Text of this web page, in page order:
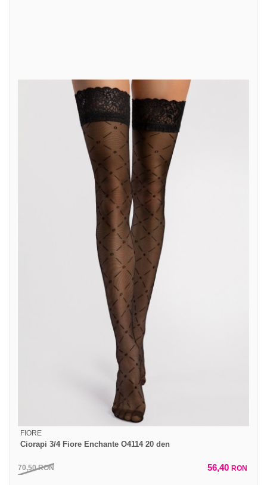
FIORE
Ciorapi 3/4 Fiore Enchante O4114 20 den
70,50RON 56,40 RON